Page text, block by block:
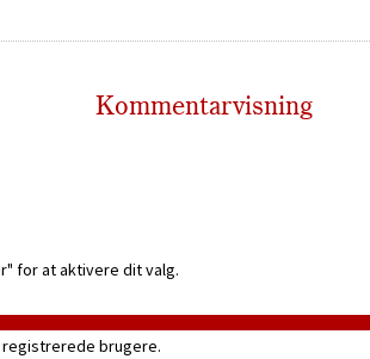
Kommentarvisning
for at aktivere dit valg.
registrerede brugere.